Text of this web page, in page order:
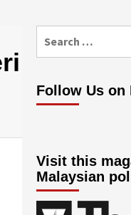
Follow Us on
Visit this
Malaysian